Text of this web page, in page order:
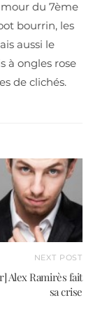
du 7ème
bourrin, les
aussi le
à ongles rose
de clichés.
NEXT POST
Alex Ramirès fait
sa crise